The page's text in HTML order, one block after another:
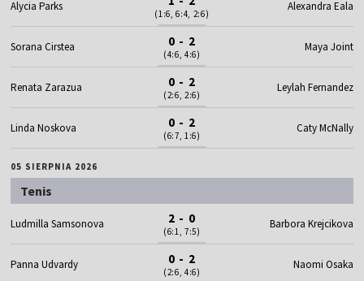
Alycia Parks
(1:6, 6:4, 2:6)
Alexandra Eala
Sorana Cirstea 0 - 2
(4:6, 4:6)
Maya Joint
Renata Zarazua 0 - 2
(2:6, 2:6)
Leylah Fernandez
Linda Noskova 0 - 2
(6:7, 1:6)
Caty McNally
05 SIERPNIA 2026
Tenis
Ludmilla Samsonova 2 - 0
(6:1, 7:5)
Barbora Krejcikova
Panna Udvardy 0 - 2
(2:6, 4:6)
Naomi Osaka